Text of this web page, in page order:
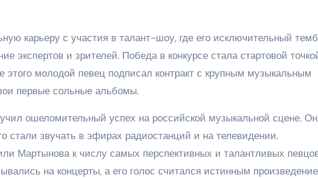
карьеру с участия в талант-шоу, где его исключительный
экспертов и зрителей. Победа в конкурсе стала стартовой
этого молодой певец подписал контракт с крупным музыкальным
первые сольные альбомы.
ошеломительный успех на российской музыкальной сцене.
стали звучать в эфирах радиостанций и на телевидении.
Мартынова к числу самых перспективных и талантливых
на концерты, а его голос считался истинным